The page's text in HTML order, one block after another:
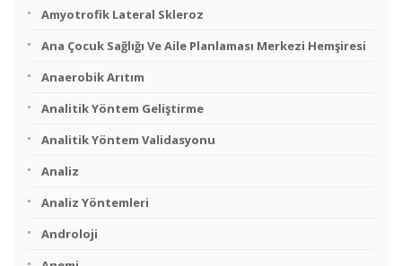
Amyotrofik Lateral Skleroz
Ana Çocuk Sağlığı Ve Aile Planlaması Merkezi Hemşiresi
Anaerobik Arıtım
Analitik Yöntem Geliştirme
Analitik Yöntem Validasyonu
Analiz
Analiz Yöntemleri
Androloji